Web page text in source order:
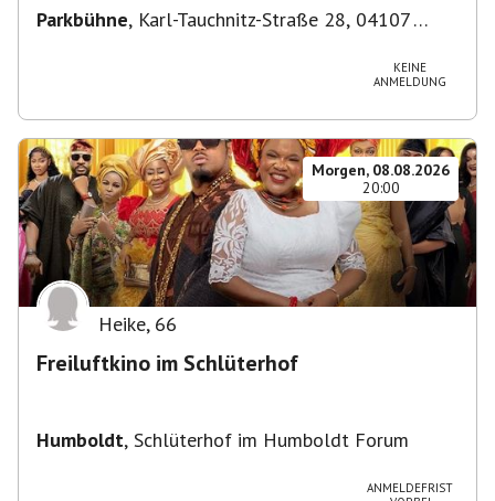
Parkbühne, Karl-Tauchnitz-Straße 28, 04107
KEINE
ANMELDUNG
Morgen, 08.08.2026
20:00
Heike, 66
Freiluftkino im Schlüterhof
Humboldt, Schlüterhof im Humboldt Forum
ANMELDEFRIST